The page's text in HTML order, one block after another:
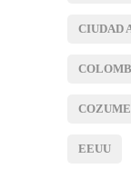
CIUDAD
EEUU